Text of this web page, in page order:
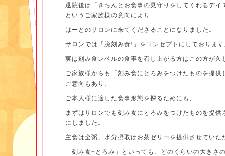
退院後は「きちんとお食事の見守りをしてくれるデイ
というご家族様の意向により
はーとのサロンに来てくださることになりました。
サロンでは「脱刻み食!」をコンセプトにしておりま
実は刻み食レベルの食事を召し上がる方はこの方が久
ご家族様からも「刻み食にとろみをつけたものを提供
ご意向もあり、
ご本人様に適した食事形態を探るためにも、
まずはサロンでも刻み食にとろみをつけたものを提供
にしました。
主食は全粥、水分摂取はお茶ゼリーを提供させていた
「刻み食+とろみ」といっても、どのくらいの大きさ